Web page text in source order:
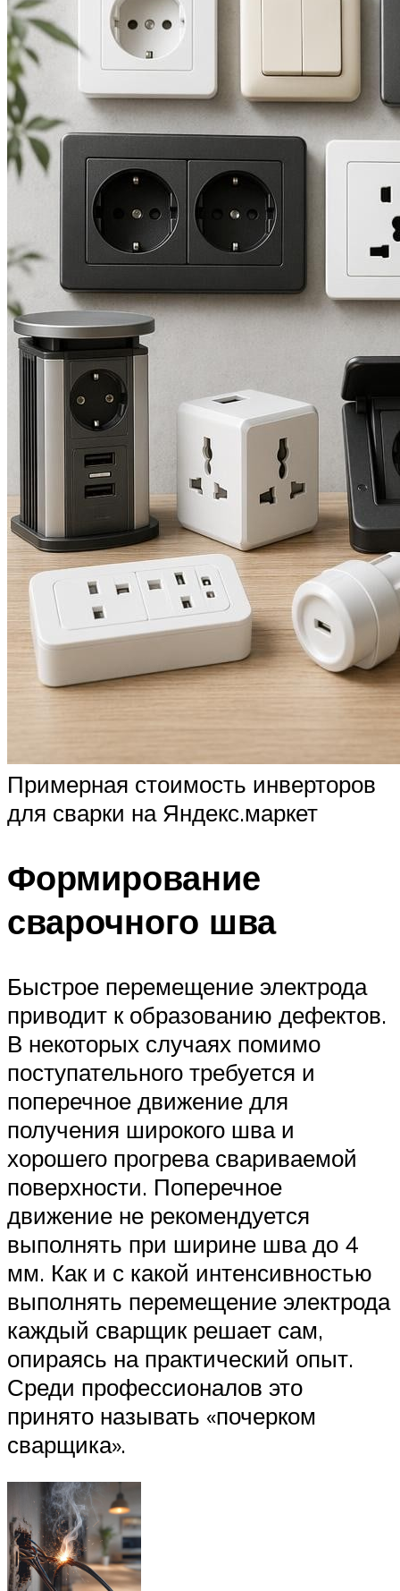
Примерная стоимость инверторов
для сварки на Яндекс.маркет
Формирование
сварочного шва
Быстрое перемещение электрода
приводит к образованию дефектов.
В некоторых случаях помимо
поступательного требуется и
поперечное движение для
получения широкого шва и
хорошего прогрева свариваемой
поверхности. Поперечное
движение не рекомендуется
выполнять при ширине шва до 4
мм. Как и с какой интенсивностью
выполнять перемещение электрода
каждый сварщик решает сам,
опираясь на практический опыт.
Среди профессионалов это
принято называть «почерком
сварщика».